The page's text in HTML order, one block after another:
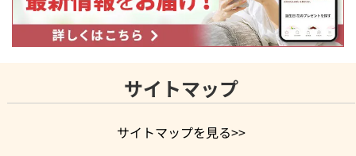
サイトマップ
サイトマップを見る>>